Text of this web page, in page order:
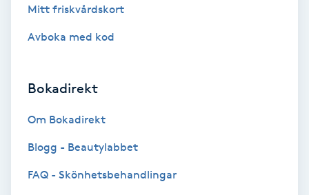
Damklippning
Mitt friskvårdskort
Avboka med kod
Bokadirekt
Om Bokadirekt
Blogg - Beautylabbet
FAQ - Skönhetsbehandlingar